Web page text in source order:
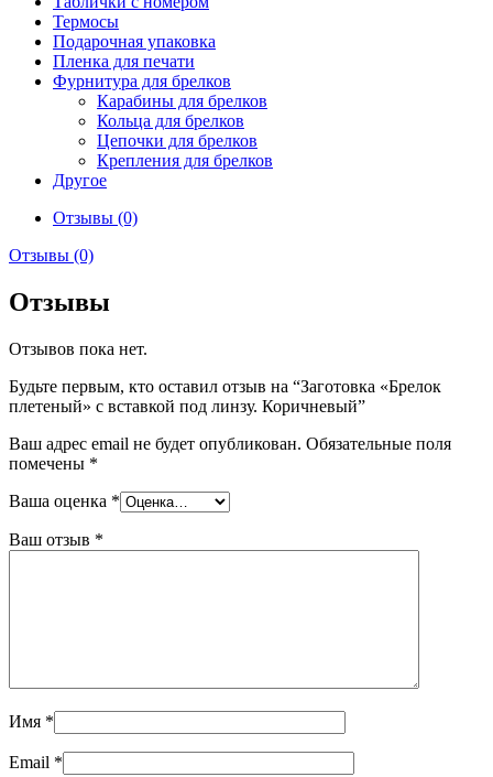
Термосы
Подарочная упаковка
Пленка для печати
Фурнитура для брелков
Карабины для брелков
Кольца для брелков
Цепочки для брелков
Крепления для брелков
Другое
Отзывы (0)
Отзывы (0)
Отзывы
Отзывов пока нет.
Будьте первым, кто оставил отзыв на “Заготовка «Брелок
плетеный» с вставкой под линзу. Коричневый”
Ваш адрес email не будет опубликован. Обязательные поля
помечены *
Ваша оценка *
Ваш отзыв *
Имя *
Email *